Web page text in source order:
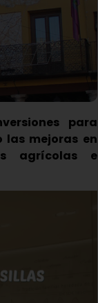
para
las mejoras en
agrícolas e